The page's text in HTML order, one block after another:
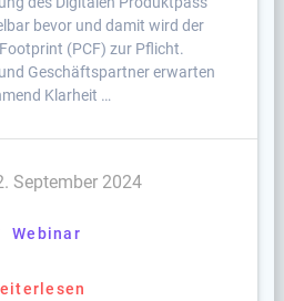
bevor und damit wird der
(PCF) zur Pflicht.
Geschäftspartner erwarten
Klarheit …
September 2024
Webinar